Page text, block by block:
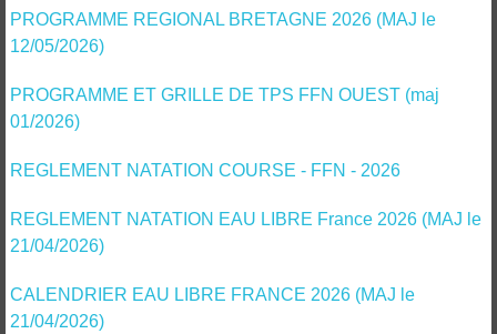
PROGRAMME REGIONAL BRETAGNE 2026 (MAJ le
12/05/2026)
PROGRAMME ET GRILLE DE TPS FFN OUEST (maj
01/2026)
REGLEMENT NATATION COURSE - FFN - 2026
REGLEMENT NATATION EAU LIBRE France 2026 (MAJ le
21/04/2026)
CALENDRIER EAU LIBRE FRANCE 2026 (MAJ le
21/04/2026)